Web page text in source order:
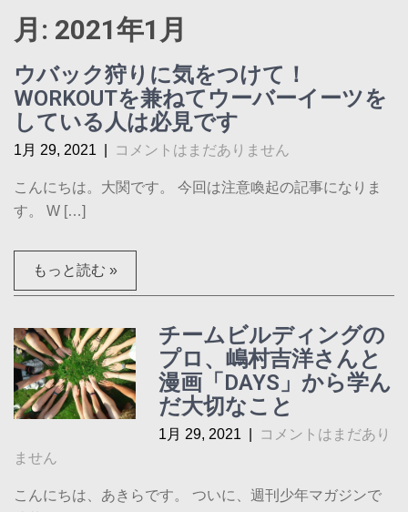
月: 2021年1月
ウバック狩りに気をつけて！
WORKOUTを兼ねてウーバーイーツを
している人は必見です
1月 29, 2021 コメントはまだありません
こんにちは。大関です。 今回は注意喚起の記事になりま
す。 W […]
もっと読む »
チームビルディングの
プロ、嶋村吉洋さんと
漫画「DAYS」から学ん
だ大切なこと
1月 29, 2021
コメントはまだあり
ません
こんにちは、あきらです。 ついに、週刊少年マガジンで